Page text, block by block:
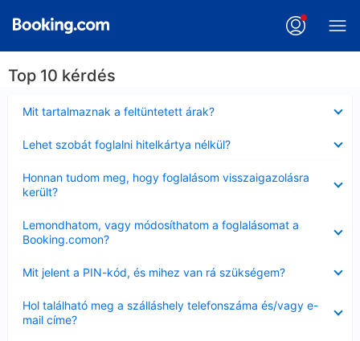
Top 10 kérdés
Mit tartalmaznak a feltüntetett árak?
Lehet szobát foglalni hitelkártya nélkül?
Honnan tudom meg, hogy foglalásom visszaigazolásra
került?
Lemondhatom, vagy módosíthatom a foglalásomat a
Booking.comon?
Mit jelent a PIN-kód, és mihez van rá szükségem?
Hol található meg a szálláshely telefonszáma és/vagy e-
mail címe?